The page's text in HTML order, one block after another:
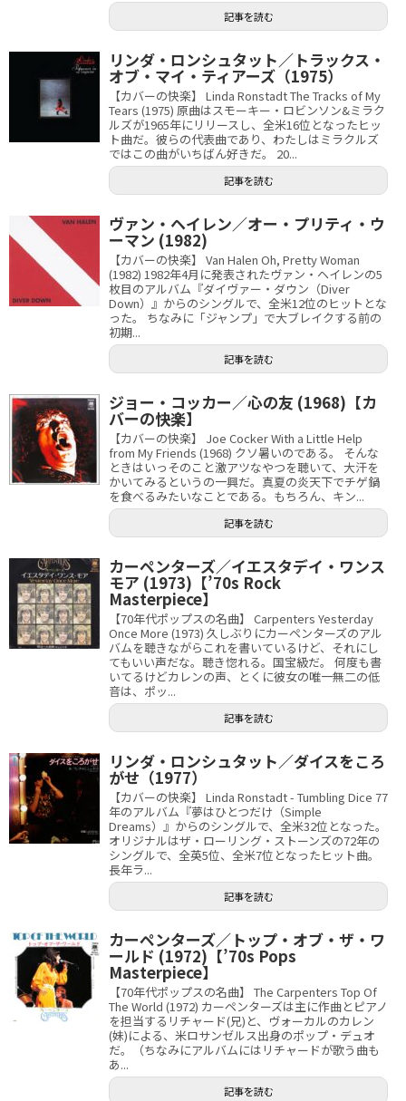
記事を読む
リンダ・ロンシュタット／トラックス・
オブ・マイ・ティアーズ（1975）
【カバーの快楽】 Linda Ronstadt The Tracks of My
Tears (1975) 原曲はスモーキー・ロビンソン&ミラク
ルズが1965年にリリースし、全米16位となったヒッ
ト曲だ。彼らの代表曲であり、わたしはミラクルズ
ではこの曲がいちばん好きだ。 20...
記事を読む
ヴァン・ヘイレン／オー・プリティ・ウ
ーマン (1982)
【カバーの快楽】 Van Halen Oh, Pretty Woman
(1982) 1982年4月に発表されたヴァン・ヘイレンの5
枚目のアルバム『ダイヴァー・ダウン（Diver
Down）』からのシングルで、全米12位のヒットとな
った。 ちなみに「ジャンプ」で大ブレイクする前の
初期...
記事を読む
ジョー・コッカー／心の友 (1968)【カ
バーの快楽】
【カバーの快楽】 Joe Cocker With a Little Help
from My Friends (1968) クソ暑いのである。 そんな
ときはいっそのこと激アツなやつを聴いて、大汗を
かいてみるというの一興だ。真夏の炎天下でチゲ鍋
を食べるみたいなことである。もちろん、キン...
記事を読む
カーペンターズ／イエスタデイ・ワンス
モア (1973)【’70s Rock
Masterpiece】
【70年代ポップスの名曲】 Carpenters Yesterday
Once More (1973) 久しぶりにカーペンターズのアル
バムを聴きながらこれを書いているけど、それにし
てもいい声だな。聴き惚れる。国宝級だ。 何度も書
いてるけどカレンの声、とくに彼女の唯一無二の低
音は、ポッ...
記事を読む
リンダ・ロンシュタット／ダイスをころ
がせ（1977）
【カバーの快楽】 Linda Ronstadt - Tumbling Dice 77
年のアルバム『夢はひとつだけ（Simple
Dreams）』からのシングルで、全米32位となった。
オリジナルはザ・ローリング・ストーンズの72年の
シングルで、全英5位、全米7位となったヒット曲。
長年ラ...
記事を読む
カーペンターズ／トップ・オブ・ザ・ワ
ールド (1972)【’70s Pops
Masterpiece】
【70年代ポップスの名曲】 The Carpenters Top Of
The World (1972) カーペンターズは主に作曲とピアノ
を担当するリチャード(兄)と、ヴォーカルのカレン
(妹)による、米ロサンゼルス出身のポップ・デュオ
だ。（ちなみにアルバムにはリチャードが歌う曲も
あ...
記事を読む